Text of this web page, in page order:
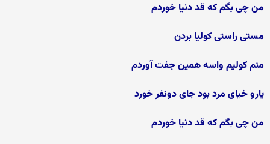
من چی بگم که قد دنیا خوردم
مستی راستی کولیا بردن
منم کولیم واسه همین جفت آوردم
یارو خیای مرد بود جای دونفر خورد
من چی بگم که قد دنیا خوردم